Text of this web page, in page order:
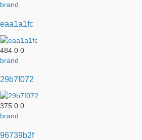
brand
eaa1a1fc
484 0 0
brand
29b7f072
375 0 0
brand
96739b2f